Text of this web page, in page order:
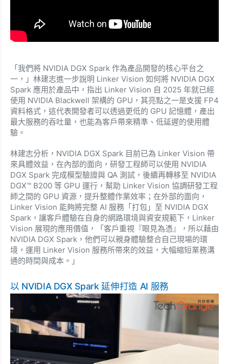
「我們將 NVIDIA DGX Spark 作為產品開發的核心平台之
一，」林建志進一步說明 Linker Vision 如何將 NVIDIA DGX
Spark 應用於產品中，指出 Linker Vision 自 2025 年就已經
使用 NVIDIA Blackwell 架構的 GPU，其亮點之一是支援 FP4
資料格式，這代表開發者可以透過更低的 GPU 記憶體，產出
最大服務的吞吐量，也能為客戶帶來精準、低延遲的使用體
驗。
林建志分析，NVIDIA DGX Spark 目前已為 Linker Vision 帶
來具體效益，在內部的面向，研發工程師可以使用 NVIDIA
DGX Spark 完成模型驗證與 QA 測試，後續再轉移至 NVIDIA
DGX™ B200 等 GPU 運行，幫助 Linker Vision 協調研發工程
師之間的 GPU 資源，提升整體作業效率；在外部的面向，
Linker Vision 能夠將完整 AI 服務「打包」至 NVIDIA DGX
Spark，讓客戶體驗在自身的網路環境與資安規範下，Linker
Vision 展現的應用價值，「客戶重視『眼見為憑』，所以藉由
NVIDIA DGX Spark，他們可以親身體驗整合自己現場的環
境，運用 Linker Vision 服務所帶來的效益，大幅縮短業務溝
通的時間與成本。」
以 NVIDIA DGX Spark 延伸打造 AI 服務